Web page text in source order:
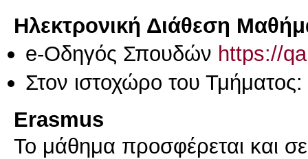
Ηλεκτρονική Διάθεση
e-Οδηγός Σπουδών https://
Στον ιστοχώρο του Τμήματος:
Erasmus
Το μάθημα προσφέρεται και